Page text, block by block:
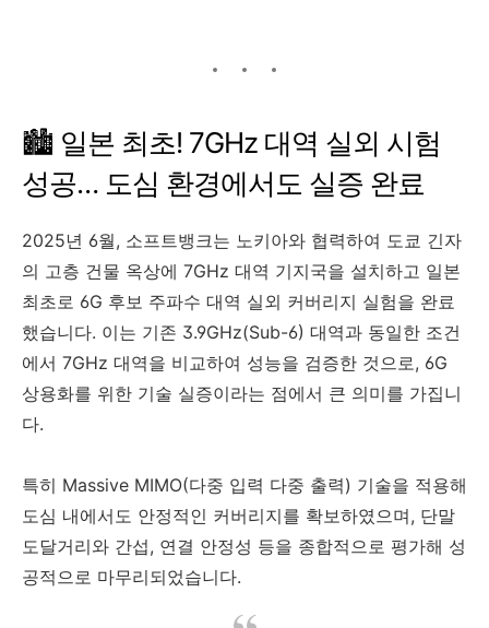
🏙️ 일본 최초! 7GHz 대역 실외 시험
성공… 도심 환경에서도 실증 완료
2025년 6월, 소프트뱅크는 노키아와 협력하여 도쿄 긴자
의 고층 건물 옥상에 7GHz 대역 기지국을 설치하고 일본
최초로 6G 후보 주파수 대역 실외 커버리지 실험을 완료
했습니다. 이는 기존 3.9GHz(Sub-6) 대역과 동일한 조건
에서 7GHz 대역을 비교하여 성능을 검증한 것으로, 6G
상용화를 위한 기술 실증이라는 점에서 큰 의미를 가집니
다.
특히 Massive MIMO(다중 입력 다중 출력) 기술을 적용해
도심 내에서도 안정적인 커버리지를 확보하였으며, 단말
도달거리와 간섭, 연결 안정성 등을 종합적으로 평가해 성
공적으로 마무리되었습니다.